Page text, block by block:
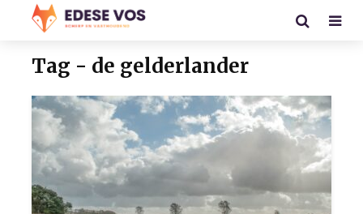
Tag - de gelderlander